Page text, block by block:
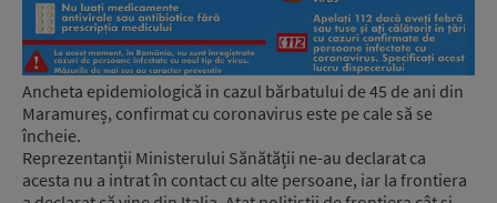
Ancheta epidemiologică in cazul bărbatului de 45 de ani din
Maramureș, confirmat cu coronavirus este pe cale să se
încheie.
Reprezentanții Ministerului Sănătății ne-au declarat ca
acesta nu a intrat în contact cu alte persoane, iar la frontiera